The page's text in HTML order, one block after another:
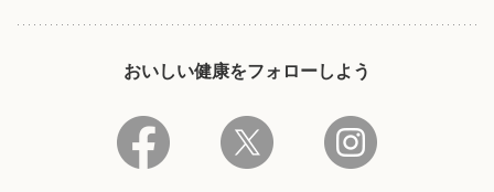
おいしい健康をフォローしよう